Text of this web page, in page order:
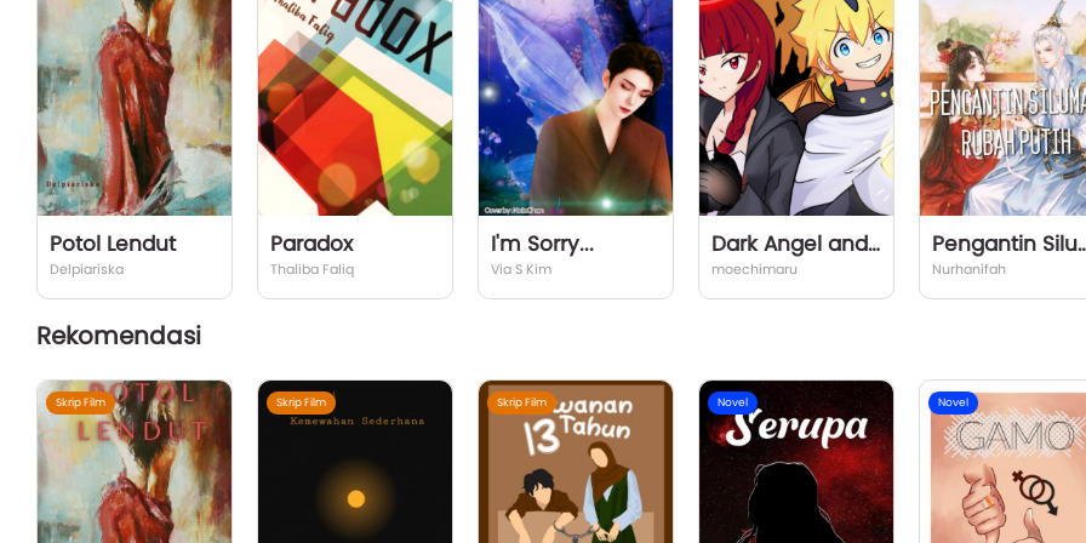
Potol Lendut
Delpiariska
Paradox
Thaliba Faliq
I'm Sorry...
Via S Kim
Dark Angel and Light Devil
moechimaru
Pengantin
Nurhanifah
Rekomendasi
Skrip Film Skrip Film Skrip Film Novel Novel